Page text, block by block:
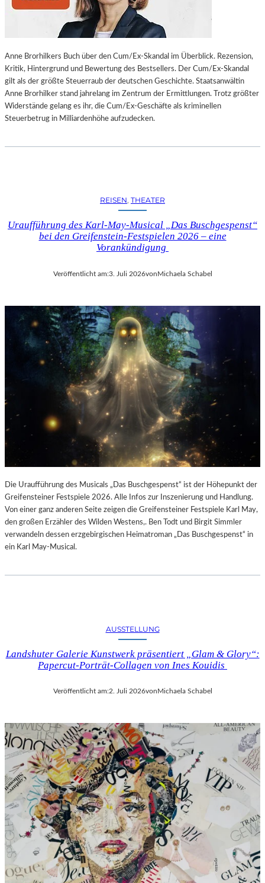
U
G
S
B
E
R
S
H
A
B
K
U
L
T
U
R
-
B
O
G
Anne Brorhilkers Buch über den Cum/Ex-Skandal im Überblick. Rezension,
Kritik, Hintergrund und Bewertung des Bestsellers. Der Cum/Ex-Skandal
gilt als der größte Steuerraub der deutschen Geschichte. Staatsanwältin
Anne Brorhilker stand jahrelang im Zentrum der Ermittlungen. Trotz größter
Widerstände gelang es ihr, die Cum/Ex-Geschäfte als kriminellen
Steuerbetrug in Milliardenhöhe aufzudecken.
REISEN, THEATER
Uraufführung des Karl-May-Musical „Das Buschgespenst“
bei den Greifenstein-Festspielen 2026 – eine
Vorankündigung
Veröffentlicht am:3. Juli 2026vonMichaela Schabel
Die Uraufführung des Musicals „Das Buschgespenst“ ist der Höhepunkt der
Greifensteiner Festspiele 2026. Alle Infos zur Inszenierung und Handlung.
Von einer ganz anderen Seite zeigen die Greifensteiner Festspiele Karl May,
den großen Erzähler des Wilden Westens,. Ben Todt und Birgit Simmler
verwandeln dessen erzgebirgischen Heimatroman „Das Buschgespenst“ in
ein Karl May-Musical.
AUSSTELLUNG
Landshuter Galerie Kunstwerk präsentiert „Glam & Glory“:
Papercut-Porträt-Collagen von Ines Kouidis
Veröffentlicht am:2. Juli 2026vonMichaela Schabel